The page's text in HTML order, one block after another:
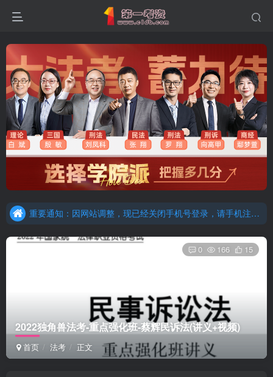
2022独角兽法考-重点强化班-蔡辉民诉法(讲义+视频)
首页 法考 正文
0 166 15